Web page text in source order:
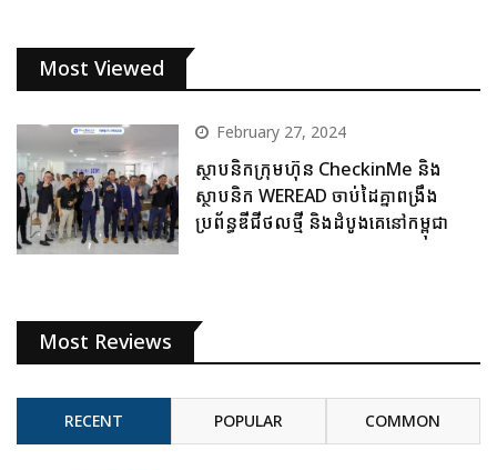
Most Viewed
February 27, 2024
ស្ថាបនិកក្រុមហ៊ុន CheckinMe និង
ស្ថាបនិក WEREAD ចាប់ដៃគ្នាពង្រឹង
ប្រព័ន្ធឌីជីថលថ្មី និងដំបូងគេនៅកម្ពុជា
Most Reviews
RECENT POPULAR COMMON